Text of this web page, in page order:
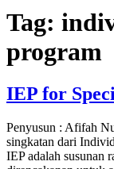
Tag:
program
IEP for
Penyusun : Afifah
singkatan dari
IEP adalah susunan